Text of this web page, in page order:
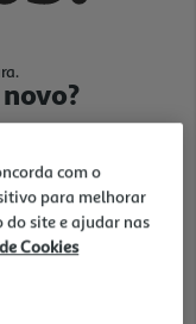
com o
para melhorar
site e ajudar nas
Cookies